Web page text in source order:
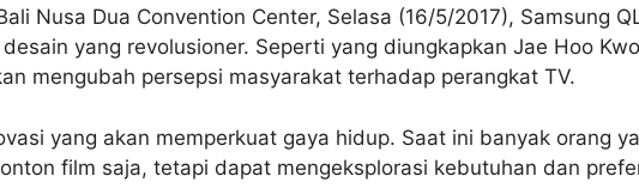
Nusa Dua Convention Center, Selasa (16/5/2017), Samsung
yang revolusioner. Seperti yang diungkapkan Jae Hoo
mengubah persepsi masyarakat terhadap perangkat TV.
yang akan memperkuat gaya hidup. Saat ini banyak orang
film saja, tetapi dapat mengeksplorasi kebutuhan dan